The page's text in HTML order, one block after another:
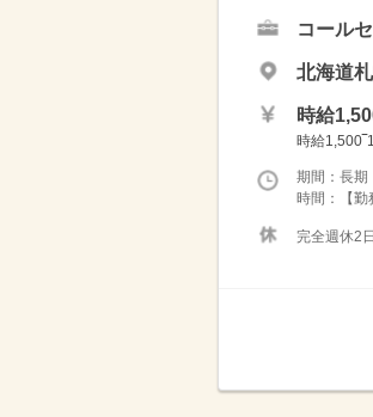
コール
北海道
時給
時給
期間：
時間：【勤
完全週休2